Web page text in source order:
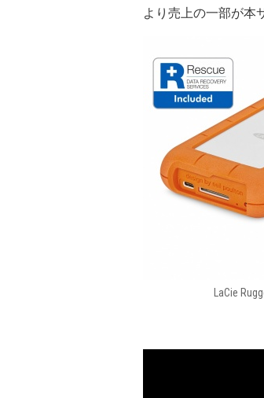
より売上の一部が本
LaCie